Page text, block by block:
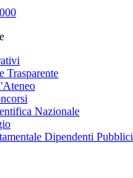
Trasparente
Nazionale
Dipendenti Pubblici